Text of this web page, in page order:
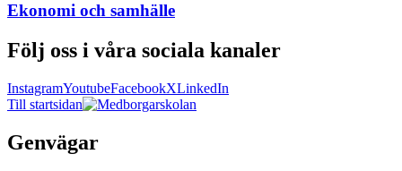
Ekonomi och samhälle
Följ oss i våra sociala kanaler
InstagramYoutubeFacebookXLinkedIn
Till startsidan
Genvägar